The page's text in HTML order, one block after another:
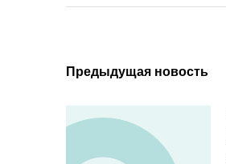
Предыдущая новость